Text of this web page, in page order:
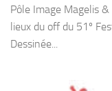
Pôle Image Magelis
lieux du off du 51º
Dessinée...